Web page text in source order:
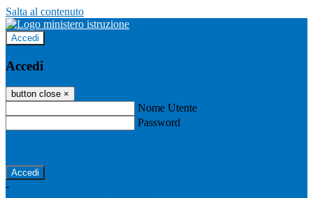
Salta al contenuto
Accedi
Accedi
button close ×
Nome Utente
Password
-